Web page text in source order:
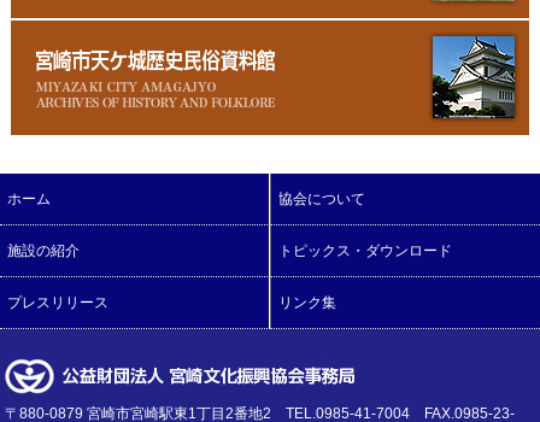
ホーム 協会について
施設の紹介 トピックス・ダウンロード
プレスリリース リンク集
〒880-0879 宮崎市宮崎駅東1丁目2番地2 TEL.0985-41-7004 FAX.0985-23-